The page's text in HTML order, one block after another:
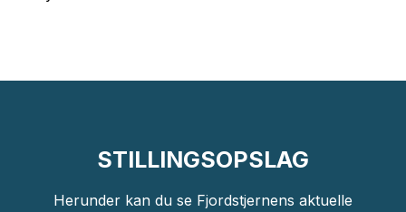
STILLINGSOPSLAG
Herunder kan du se Fjordstjernens aktuelle